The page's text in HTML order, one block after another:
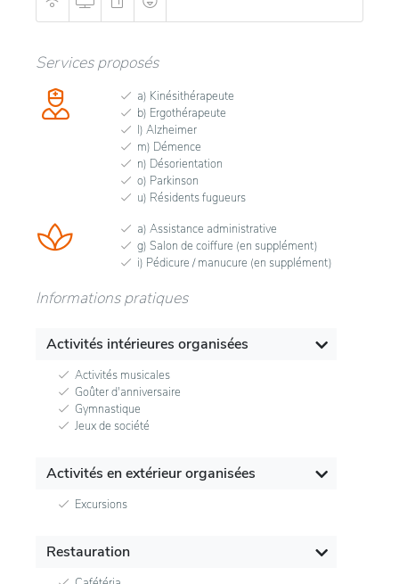
Services proposés
a) Kinésithérapeute
b) Ergothérapeute
l) Alzheimer
m) Démence
n) Désorientation
o) Parkinson
u) Résidents fugueurs
a) Assistance administrative
g) Salon de coiffure (en supplément)
i) Pédicure / manucure (en supplément)
Informations pratiques
Activités intérieures organisées
Activités musicales
Goûter d'anniversaire
Gymnastique
Jeux de société
Activités en extérieur organisées
Excursions
Restauration